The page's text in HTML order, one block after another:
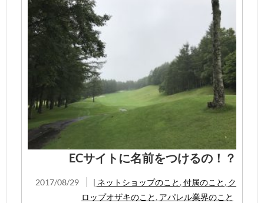
ECサイトに名前をつけるの！？
2017/08/29 | ネットショップのこと , 付属のこと , ク
ロップオザキのこと , アパレル業界のこと